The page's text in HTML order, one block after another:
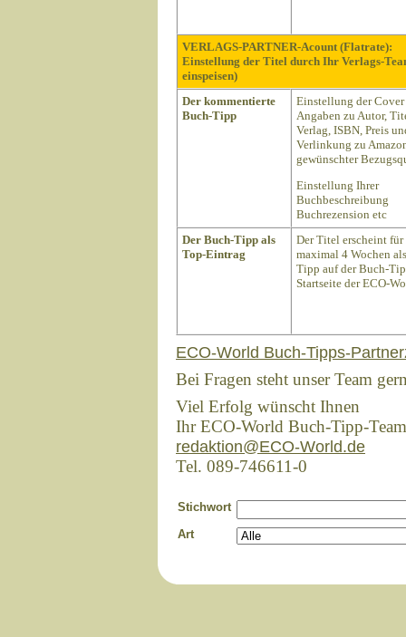
VERLAGS-PARTNER-Acount (Flatrate):
Einstellung der Titel durch Ihr Verlags-
einspeisen)
Der kommentierte
Buch-Tipp
Einstellung der
Angaben zu Autor,
Verlag, ISBN, Preis
Verlinkung zu
gewünschter
Einstellung Ihrer
Buchbeschreibung
Buchrezension etc
Der Buch-Tipp als
Top-Eintrag
Der Titel erscheint für
maximal 4 Wochen
Tipp auf der Buch-
Startseite der ECO-
ECO-World Buch-Tipps-
Bei Fragen steht unser Team
Viel Erfolg wünscht Ihnen
Ihr ECO-World Buch-Tipp-Team
redaktion@ECO-World.de
Tel. 089-746611-0
Stichwort
Art